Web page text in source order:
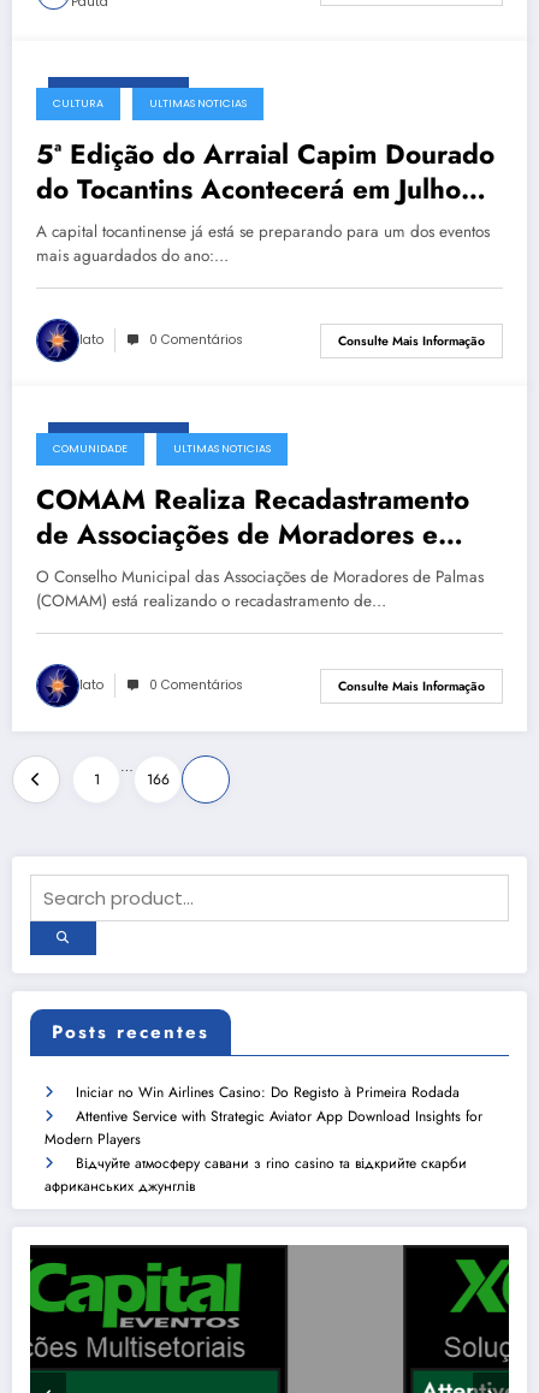
fevereiro 18, 2025
CULTURA ULTIMAS NOTICIAS
5ª Edição do Arraial Capim Dourado
do Tocantins Acontecerá em Julho
em Palmas-TO
A capital tocantinense já está se preparando para um dos eventos
mais aguardados do ano:…
Iato 0 Comentários Consulte Mais Informação
fevereiro 18, 2025
COMUNIDADE ULTIMAS NOTICIAS
COMAM Realiza Recadastramento
de Associações de Moradores e
Entidades Comunitárias de Palmas
O Conselho Municipal das Associações de Moradores de Palmas
(COMAM) está realizando o recadastramento de…
Iato 0 Comentários Consulte Mais Informação
Paginação
de
posts
1
…
166
Posts recentes
Iniciar no Win Airlines Casino: Do Registo à Primeira Rodada
Attentive Service with Strategic Aviator App Download Insights for
Modern Players
Відчуйте атмосферу савани з rino casino та відкрийте скарби
африканських джунглів